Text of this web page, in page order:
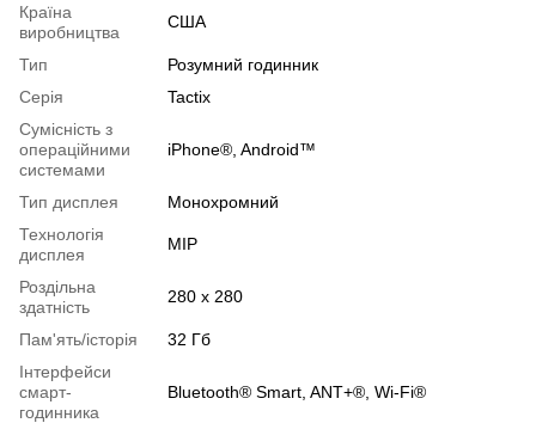
Країна
виробництва
США
Тип
Розумний годинник
Серія
Tactix
Сумісність з
операційними
системами
iPhone®, Android™
Тип дисплея
Монохромний
Технологія
дисплея
MIP
Роздільна
здатність
280 x 280
Пам'ять/історія
32 Гб
Інтерфейси
смарт-
годинника
Bluetooth® Smart, ANT+®, Wi-Fi®